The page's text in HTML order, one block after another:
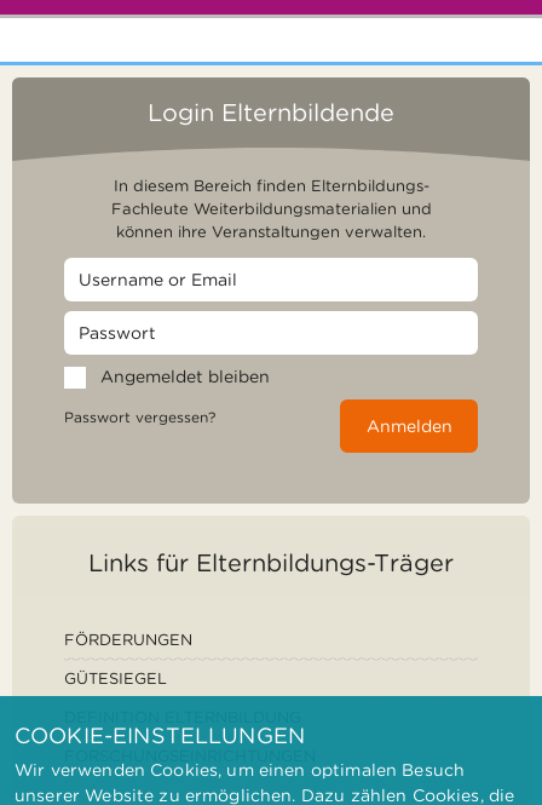
Login Elternbildende
In diesem Bereich finden Elternbildungs-
Fachleute Weiterbildungsmaterialien und
können ihre Veranstaltungen verwalten.
Angemeldet bleiben
Passwort vergessen? Anmelden
Links für Elternbildungs-Träger
FÖRDERUNGEN
GÜTESIEGEL
COOKIE-EINSTELLUNGEN
Wir verwenden Cookies, um einen optimalen Besuch
unserer Website zu ermöglichen. Dazu zählen Cookies, die